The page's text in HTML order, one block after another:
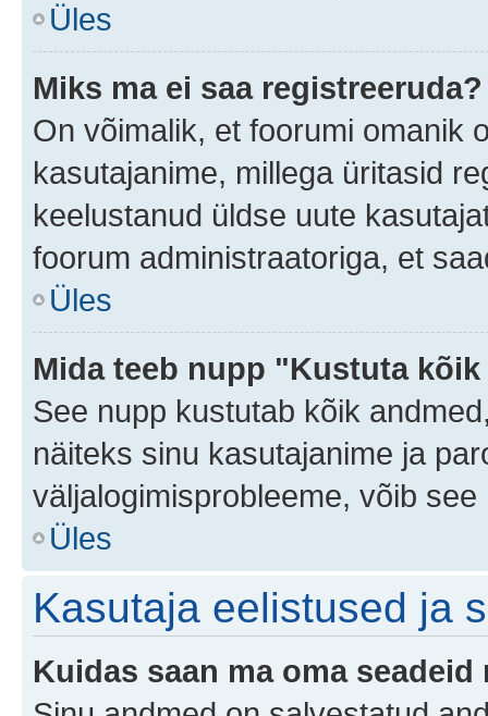
Üles
Miks ma ei saa registreeruda?
On võimalik, et foorumi omanik
kasutajanime, millega üritasid
keelustanud üldse uute
foorum administraatoriga, et
Üles
Mida teeb nupp "Kustuta
See nupp kustutab kõik
näiteks sinu kasutajanime ja
väljalogimisprobleeme, võib see
Üles
Kasutaja eelistused ja
Kuidas saan ma oma seadeid